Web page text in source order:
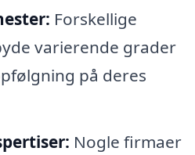
Forskellige
varierende grader
på deres
Nogle firmaer